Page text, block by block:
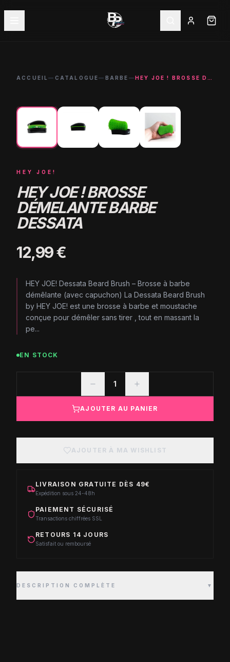
ACCUEIL— CATALOGUE— BARBE — HEY JOE ! BROSSE DÉMELANTE BARBE DESSATA
HEY JOE!
HEY JOE ! BROSSE
DÉMELANTE BARBE
DESSATA
12,99 €
HEY JOE! Dessata Beard Brush – Brosse à barbe
démêlante (avec capuchon) La Dessata Beard Brush
by HEY JOE! est une brosse à barbe et moustache
conçue pour démêler sans tirer , tout en massant la
pe...
EN STOCK
1
AJOUTER AU PANIER
AJOUTER À MA WISHLIST
LIVRAISON GRATUITE DÈS 49€
Expédition sous 24-48h
PAIEMENT SÉCURISÉ
Transactions chiffrées SSL
RETOURS 14 JOURS
Satisfait ou remboursé
DESCRIPTION COMPLÈTE ▼